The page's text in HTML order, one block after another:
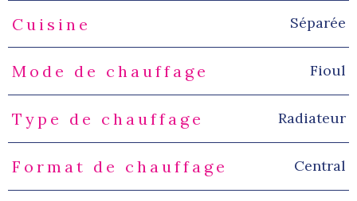
Cuisine Séparée
Mode de chauffage Fioul
Type de chauffage Radiateur
Format de chauffage Central